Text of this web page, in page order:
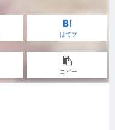
はてブ
コピー